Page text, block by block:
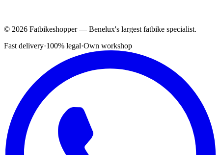
© 2026 Fatbikeshopper — Benelux's largest fatbike specialist.
Fast delivery·100% legal·Own workshop